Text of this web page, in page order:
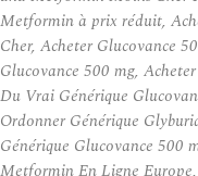
Metformin à prix réduit,
Cher, Acheter Glucovance
Glucovance 500 mg,
Du Vrai Générique
Ordonner Générique
Générique Glucovance 500